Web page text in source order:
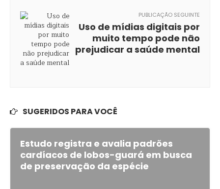
PUBLICAÇÃO SEGUINTE
Uso de mídias digitais por
muito tempo pode não
prejudicar a saúde mental
SUGERIDOS PARA VOCÊ
Estudo registra e avalia padrões
cardíacos de lobos-guará em busca
de preservação da espécie